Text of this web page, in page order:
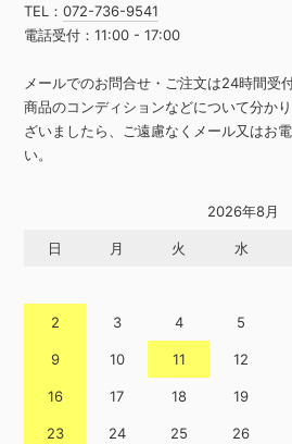
TEL：072-736-9541
電話受付：11:00 - 17:00
メールでのお問合せ・ご注文は24時間受
商品のコンディションなどについて分か
ざいましたら、ご遠慮なくメール又はお
い。
2026年8月
日 月 火 水
2 3 4 5
9 10 11 12
16 17 18 19
23 24 25 26